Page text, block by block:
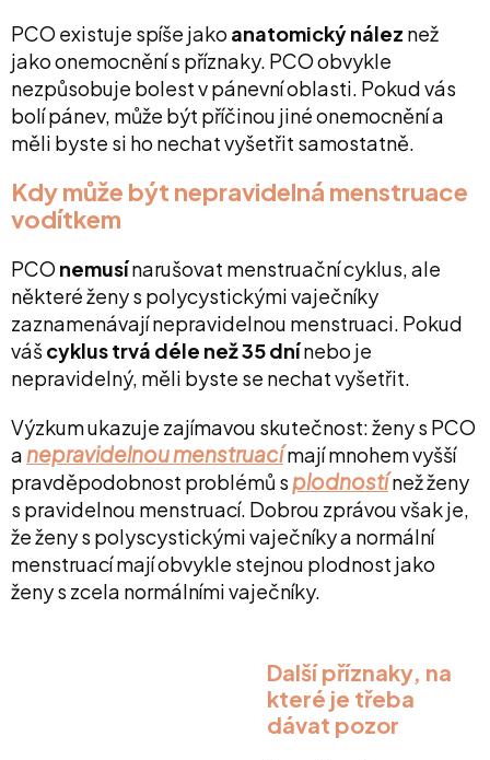
PCO existuje spíše jako anatomický nález než
jako onemocnění s příznaky. PCO obvykle
nezpůsobuje bolest v pánevní oblasti. Pokud vás
bolí pánev, může být příčinou jiné onemocnění a
měli byste si ho nechat vyšetřit samostatně.
Kdy může být nepravidelná menstruace
vodítkem
PCO nemusínarušovat menstruační cyklus, ale
některé ženy s polycystickými vaječníky
zaznamenávají nepravidelnou menstruaci. Pokud
vášcyklus trvá déle než 35 dnínebo je
nepravidelný, měli byste se nechat vyšetřit.
Výzkum ukazuje zajímavou skutečnost: ženy s PCO
a nepravidelnou menstruacímají mnohem vyšší
pravděpodobnost problémů s plodnostínež ženy
s pravidelnou menstruací. Dobrou zprávou však je,
že ženy s polyscystickými vaječníky a normální
menstruací mají obvykle stejnou plodnost jako
ženy s zcela normálními vaječníky.
Další příznaky, na
které je třeba
dávat pozor